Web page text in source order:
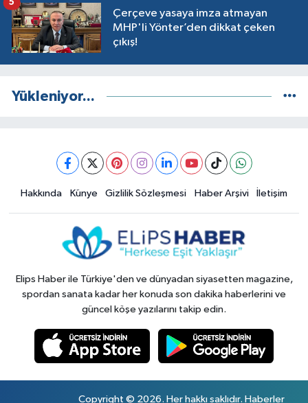
Çerçeve yasaya imza atmayan
MHP'li Yönter’den dikkat çeken
çıkış!
5
Yükleniyor...
Hakkında Künye Gizlilik Sözleşmesi Haber Arşivi İletişim
Elips Haber ile Türkiye'den ve dünyadan siyasetten magazine,
spordan sanata kadar her konuda son dakika haberlerini ve
güncel köşe yazılarını takip edin.
Copyright © 2026. Her hakkı saklıdır. Haberler